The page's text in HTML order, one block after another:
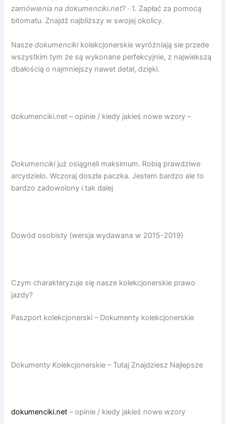
zamówienia na dokumenciki.net? · 1. Zapłać za pomocą
bitomatu. Znajdź najbliższy w swojej okolicy.
Naszedokumencikikolekcjonerskie wyróżniają sie przede
wszystkim tym że są wykonane perfekcyjnie, z najwiekszą
dbałością o najmniejszy nawet detal, dzięki.
dokumenciki.net – opinie / kiedy jakieś nowe wzory –
Dokumencikijuż osiągneli maksimum. Robią prawdziwe
arcydzielo. Wczoraj doszła paczka. Jestem bardzo ale to
bardzo zadowolony i tak dalej
Dowód osobisty (wersja wydawana w 2015-2019)
Czym charakteryzuje się nasze kolekcjonerskie prawo
jazdy?
Paszport kolekcjonerski – Dokumenty kolekcjonerskie
Dokumenty Kolekcjonerskie – Tutaj Znajdziesz Najlepsze
dokumenciki.net – opinie / kiedy jakieś nowe wzory